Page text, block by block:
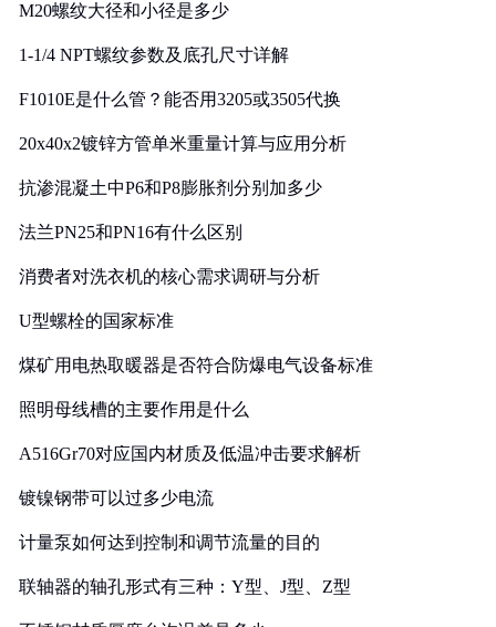
M20螺纹大径和小径是多少
1-1/4 NPT螺纹参数及底孔尺寸详解
F1010E是什么管？能否用3205或3505代换
20x40x2镀锌方管单米重量计算与应用分析
抗渗混凝土中P6和P8膨胀剂分别加多少
法兰PN25和PN16有什么区别
消费者对洗衣机的核心需求调研与分析
U型螺栓的国家标准
煤矿用电热取暖器是否符合防爆电气设备标准
照明母线槽的主要作用是什么
A516Gr70对应国内材质及低温冲击要求解析
镀镍钢带可以过多少电流
计量泵如何达到控制和调节流量的目的
联轴器的轴孔形式有三种：Y型、J型、Z型